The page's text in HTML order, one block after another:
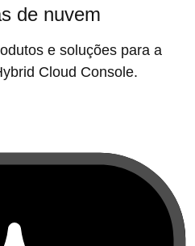
de nuvem
e soluções para a
Cloud Console.